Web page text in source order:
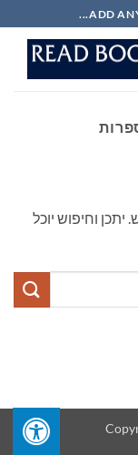
ADD
וחיפוש יוכל